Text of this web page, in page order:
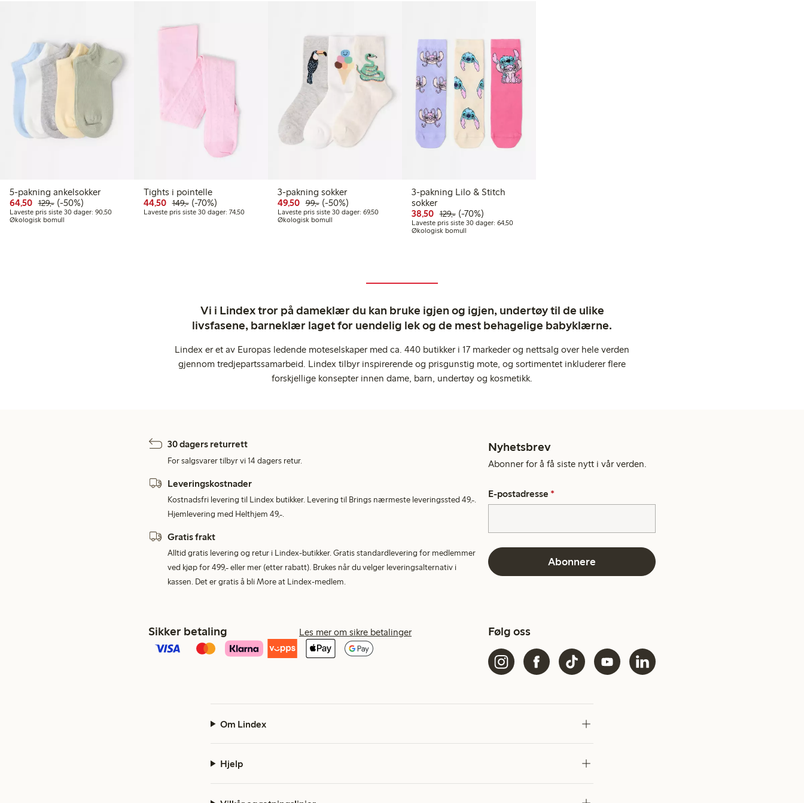
5-pakning ankelsokker
64,50 Rabattert pris: 64,50 kr
129,-Vanlig pris: 129,00 kr
50% rabatt
(-50%)
Laveste pris siste 30 dager: 90,50Laveste pris siste 30 dager: 90,50 kr
Økologisk bomull
Tights i pointelle
44,50 Rabattert pris: 44,50 kr
149,-Vanlig pris: 149,00 kr
70% rabatt
(-70%)
Laveste pris siste 30 dager: 74,50Laveste pris siste 30 dager: 74,50 kr
3-pakning sokker
49,50 Rabattert pris: 49,50 kr
99,-Vanlig pris: 99,00 kr
50% rabatt
(-50%)
Laveste pris siste 30 dager: 69,50Laveste pris siste 30 dager: 69,50 kr
Økologisk bomull
3-pakning Lilo & Stitch
sokker
38,50 Rabattert pris: 38,50 kr
129,-Vanlig pris: 129,00 kr
70% rabatt
(-70%)
Laveste pris siste 30 dager: 64,50Laveste pris siste 30 dager: 64,50 kr
Økologisk bomull
Vi i Lindex tror på dameklær du kan bruke igjen og igjen, undertøy til de ulike
livsfasene, barneklær laget for uendelig lek og de mest behagelige babyklærne.
Lindex er et av Europas ledende moteselskaper med ca. 440 butikker i 17 markeder og nettsalg over hele verden
gjennom tredjepartssamarbeid. Lindex tilbyr inspirerende og prisgunstig mote, og sortimentet inkluderer flere
forskjellige konsepter innen dame, barn, undertøy og kosmetikk.
30 dagers returrett
For salgsvarer tilbyr vi 14 dagers retur.
Leveringskostnader
Kostnadsfri levering til Lindex butikker. Levering til Brings nærmeste leveringssted 49,-.
Hjemlevering med Helthjem 49,-.
Gratis frakt
Alltid gratis levering og retur i Lindex-butikker. Gratis standardlevering for medlemmer
ved kjøp for 499,- eller mer (etter rabatt). Brukes når du velger leveringsalternativ i
kassen. Det er gratis å bli More at Lindex-medlem.
Nyhetsbrev
Abonner for å få siste nytt i vår verden.
E-postadresse *
Abonnere
Sikker betaling Les mer om sikre betalinger Følg oss
Om Lindex
Hjelp